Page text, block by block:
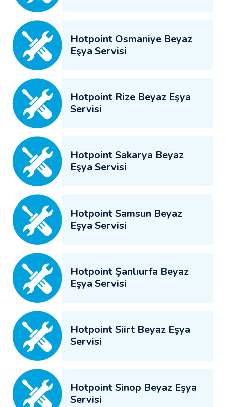
Hotpoint Osmaniye Beyaz
Eşya Servisi
Hotpoint Rize Beyaz Eşya
Servisi
Hotpoint Sakarya Beyaz
Eşya Servisi
Hotpoint Samsun Beyaz
Eşya Servisi
Hotpoint Şanlıurfa Beyaz
Eşya Servisi
Hotpoint Siirt Beyaz Eşya
Servisi
Hotpoint Sinop Beyaz Eşya
Servisi